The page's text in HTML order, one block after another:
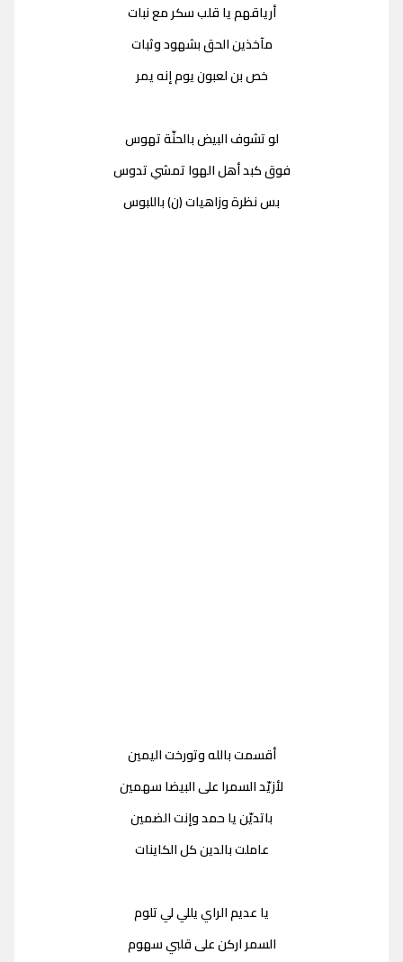
أرياقهم يا قلب سكر مع نبات
مآخذين الحق بشهود وثبات
خص بن لعبون يوم إنه يمر
لو تشوف البيض بالحنّة تهوس
فوق كبد أهل الهوا تمشي تدوس
بس نظرة وزاهيات (ن) باللبوس
أقسمت بالله وتورخت اليمين
لأزيّد السمرا على البيضا سهمين
باتديّن يا حمد وإنت الضمين
عاملت بالدين كل الكاينات
يا عديم الراي يللي لي تلوم
السمر اركن على قلبي سهوم